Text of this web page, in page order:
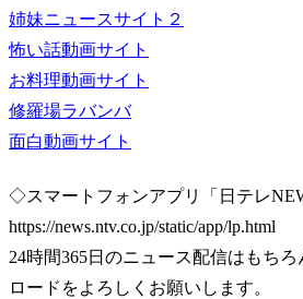
姉妹ニュースサイト２
怖い話動画サイト
お料理動画サイト
修羅場ラバンバ
面白動画サイト
◇スマートフォンアプリ「日テレ
https://news.ntv.co.jp/static/app/lp.html
24時間365日のニュース配信はもち
ロードをよろしくお願いします。